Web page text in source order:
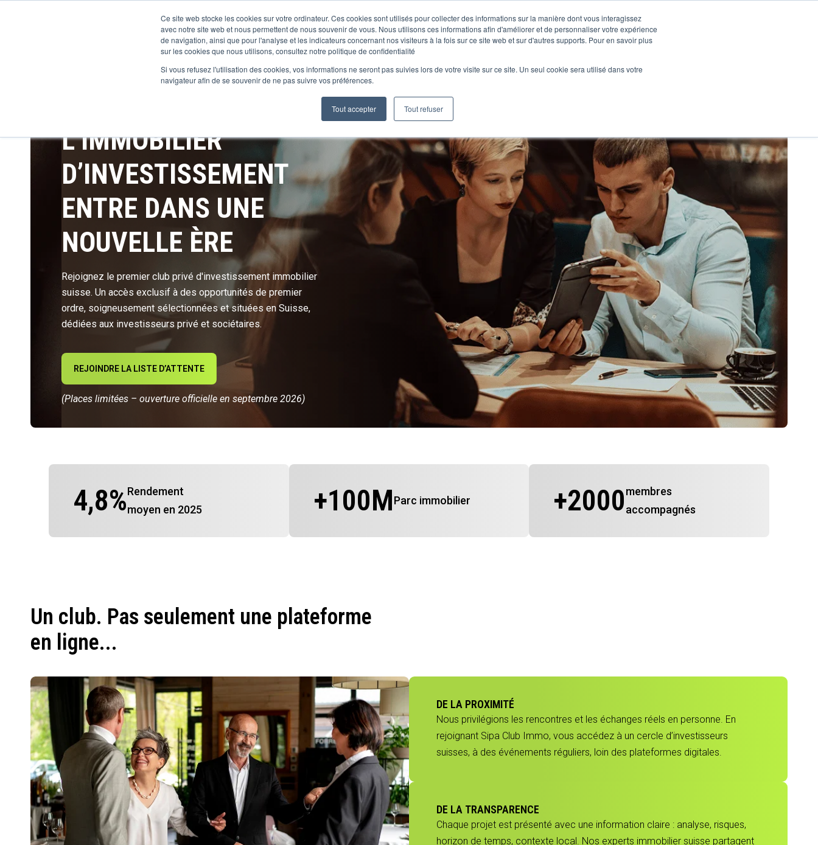
Ce site web stocke les cookies sur votre ordinateur. Ces cookies sont utilisés pour collecter des informations sur la manière dont vous interagissez
avec notre site web et nous permettent de nous souvenir de vous. Nous utilisons ces informations afin d'améliorer et de personnaliser votre expérience
de navigation, ainsi que pour l'analyse et les indicateurs concernant nos visiteurs à la fois sur ce site web et sur d'autres supports. Pour en savoir plus
sur les cookies que nous utilisons, consultez notre politique de confidentialité
Si vous refusez l'utilisation des cookies, vos informations ne seront pas suivies lors de votre visite sur ce site. Un seul cookie sera utilisé dans votre
navigateur afin de se souvenir de ne pas suivre vos préférences.
Tout accepter Tout refuser
Le ClubNos réalisationsActualités
L’IMMOBILIER
D’INVESTISSEMENT
ENTRE DANS UNE
NOUVELLE ÈRE
Rejoignez le premier club privé d'investissement immobilier
suisse. Un accès exclusif à des opportunités de premier
ordre, soigneusement sélectionnées et situées en Suisse,
dédiées aux investisseurs privé et sociétaires.
REJOINDRE LA LISTE D’ATTENTE
(Places limitées – ouverture officielle en septembre 2026)
4,8%Rendement
moyen en 2025
+100MParc immobilier +2000membres
accompagnés
Un club. Pas seulement une plateforme
en ligne...
DE LA PROXIMITÉ
Nous privilégions les rencontres et les échanges réels en personne. En
rejoignant Sipa Club Immo, vous accédez à un cercle d’investisseurs
suisses, à des événements réguliers, loin des plateformes digitales.
DE LA TRANSPARENCE
Chaque projet est présenté avec une information claire : analyse, risques,
horizon de temps, contexte local. Nos experts immobilier suisse partagent